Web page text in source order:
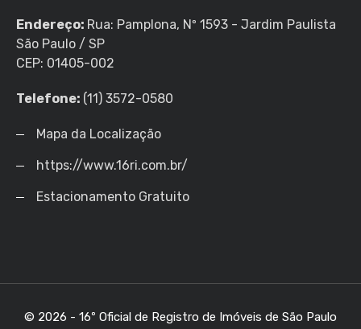
Endereço: Rua: Pamplona, Nº 1593 - Jardim Paulista
São Paulo / SP
CEP: 01405-002
Telefone: (11) 3572-0580
Mapa da Localização
https://www.16ri.com.br/
Estacionamento Gratuito
© 2026 - 16º Oficial de Registro de Imóveis de São Paulo